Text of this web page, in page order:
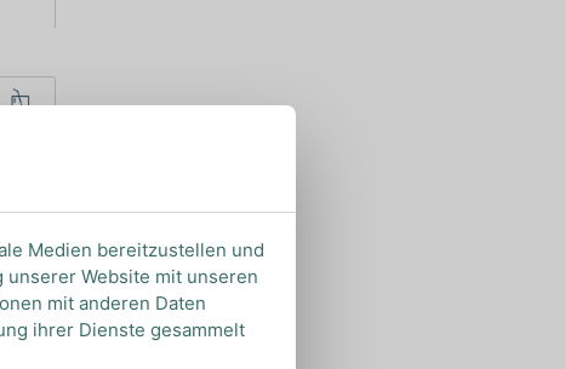
Medien bereitzustellen und
Website mit unseren
mit anderen Daten
ihrer Dienste gesammelt